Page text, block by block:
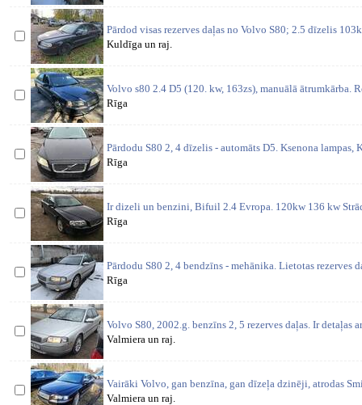
Pārdod visas rezerves daļas no Volvo S80; 2.5 dīzelis
Kuldīga un raj.
Volvo s80 2.4 D5 (120. kw, 163zs), manuālā ātrumkārba.
Rīga
Pārdodu S80 2, 4 dīzelis - automāts D5. Ksenona lampas,
Rīga
Ir dizeli un benzini, Bifuil 2.4 Evropa. 120kw 136 kw
Rīga
Pārdodu S80 2, 4 bendzīns - mehānika. Lietotas rezerves
Rīga
Volvo S80, 2002.g. benzīns 2, 5 rezerves daļas. Ir detaļas
Valmiera un raj.
Vairāki Volvo, gan benzīna, gan dīzeļa dzinēji, atrodas
Valmiera un raj.